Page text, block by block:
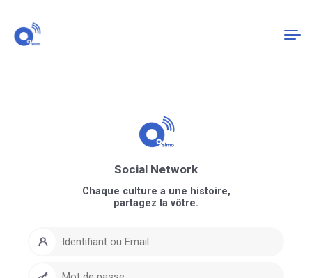
Social Network
Chaque culture a une histoire,
partagez la vôtre.